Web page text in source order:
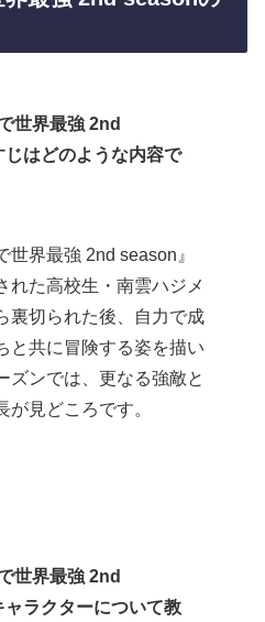
世界最強 2nd
はどのような内容で
世界最強 2nd season』
れた高校生・南雲ハジメ
裏切られた後、自力で成
と共に冒険する姿を描い
ズンでは、更なる強敵と
が見どころです。
世界最強 2nd
ラクターについて教